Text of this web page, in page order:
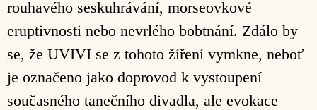
rouhavého seskuhrávání, morseovkové
eruptivnosti nebo nevrlého bobtnání. Zdálo by
se, že UVIVI se z tohoto žíření vymkne, neboť
je označeno jako doprovod k vystoupení
současného tanečního divadla, ale evokace